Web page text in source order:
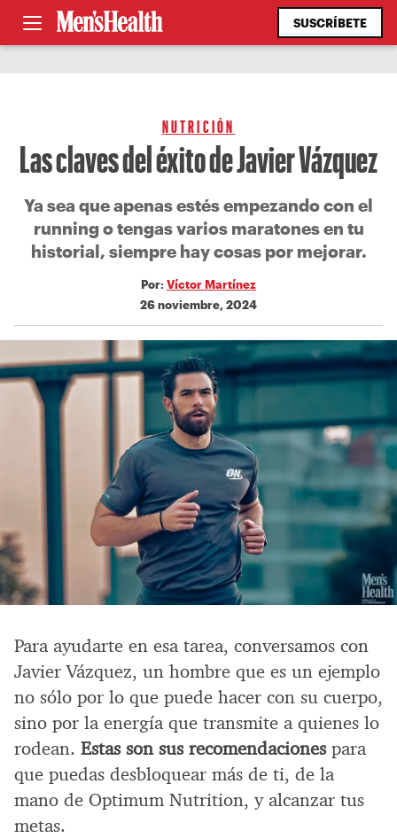
SUSCRÍBETE
NUTRICIÓN
Las claves del éxito de Javier Vázquez
Ya sea que apenas estés empezando con el
running o tengas varios maratones en tu
historial, siempre hay cosas por mejorar.
Por: Víctor Martínez
26 noviembre, 2024
Para ayudarte en esa tarea, conversamos con
Javier Vázquez, un hombre que es un ejemplo
no sólo por lo que puede hacer con su cuerpo,
sino por la energía que transmite a quienes lo
rodean. Estas son sus recomendacionespara
que puedas desbloquear más de ti, de la
mano de Optimum Nutrition, y alcanzar tus
metas.